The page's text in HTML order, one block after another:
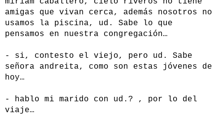
amigas que vivan cerca, además nosotros no
usamos la piscina, ud. Sabe lo que
pensamos en nuestra congregación…
- si, contesto el viejo, pero ud. Sabe
señora andreita, como son estas jóvenes de
hoy…
- hablo mi marido con ud.? , por lo del
viaje…